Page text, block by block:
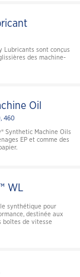
Lubricants sont conçus
des machine-
Oil
460
Synthetic Machine Oils
EP et comme des
WL
synthétique pour
destinée aux
boîtes de vitesse